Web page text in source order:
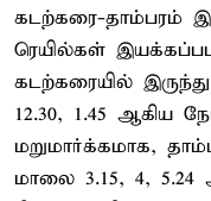
கடற்கரை-தாம்பரம்
ரெயில்கள்
கடற்கரையில்
12.30, 1.45 ஆகிய
மறுமார்க்கமாக,
மாலை 3.15, 4,